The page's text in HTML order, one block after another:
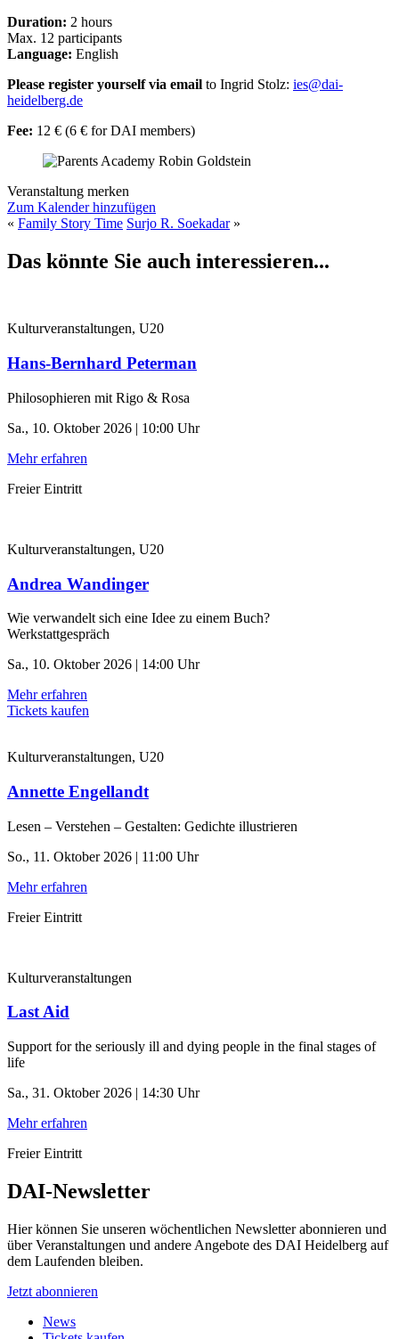
Duration: 2 hours
Max. 12 participants
Language: English
Please register yourself via email to Ingrid Stolz: ies@dai-
heidelberg.de
Fee: 12 € (6 € for DAI members)
Veranstaltung merken
Zum Kalender hinzufügen
« Family Story Time Surjo R. Soekadar»
Das könnte Sie auch interessieren...
Kulturveranstaltungen, U20
Hans-Bernhard Peterman
Philosophieren mit Rigo & Rosa
Sa., 10. Oktober 2026 | 10:00 Uhr
Mehr erfahren
Freier Eintritt
Kulturveranstaltungen, U20
Andrea Wandinger
Wie verwandelt sich eine Idee zu einem Buch?
Werkstattgespräch
Sa., 10. Oktober 2026 | 14:00 Uhr
Mehr erfahren
Tickets kaufen
Kulturveranstaltungen, U20
Annette Engellandt
Lesen – Verstehen – Gestalten: Gedichte illustrieren
So., 11. Oktober 2026 | 11:00 Uhr
Mehr erfahren
Freier Eintritt
Kulturveranstaltungen
Last Aid
Support for the seriously ill and dying people in the final stages of
life
Sa., 31. Oktober 2026 | 14:30 Uhr
Mehr erfahren
Freier Eintritt
DAI-Newsletter
Hier können Sie unseren wöchentlichen Newsletter abonnieren und
über Veranstaltungen und andere Angebote des DAI Heidelberg auf
dem Laufenden bleiben.
Jetzt abonnieren
News